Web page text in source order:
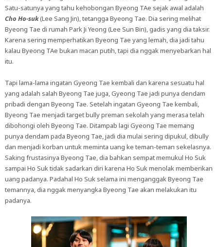
Satu-satunya yang tahu kehobongan Byeong TAe sejak awal adalah
Cho Ho-suk(Lee Sang Jin), tetangga Byeong Tae. Dia sering melihat
Byeong Tae di rumah Park Ji Yeong (Lee Sun Bin), gadis yang dia taksir.
Karena sering memperhatikan Byeong Tae yang lemah, dia jadi tahu
kalau Byeong TAe bukan macan putih, tapi dia nggak menyebarkan hal
itu.
Tapi lama-lama ingatan Gyeong Tae kembali dan karena sesuatu hal
yang adalah salah Byeong Tae juga, Gyeong Tae jadi punya dendam
pribadi dengan Byeong Tae. Setelah ingatan Gyeong Tae kembali,
Byeong Tae menjadi target bully preman sekolah yang merasa telah
dibohongi oleh Byeong Tae. Ditampab lagi Gyeong Tae memang
punya dendam pada Byeong Tae, jadi dia mulai sering dipukul, dibully
dan menjadi korban untuk meminta uang ke teman-teman sekelasnya.
Saking frustasinya Byeong Tae, dia bahkan sempat memukul Ho Suk
sampai Ho Suk tidak sadarkan diri karena Ho Suk menolak memberikan
uang padanya. Padahal Ho Suk selama ini menganggak Byeong Tae
temannya, dia nggak menyangka Byeong Tae akan melakukan itu
padanya.